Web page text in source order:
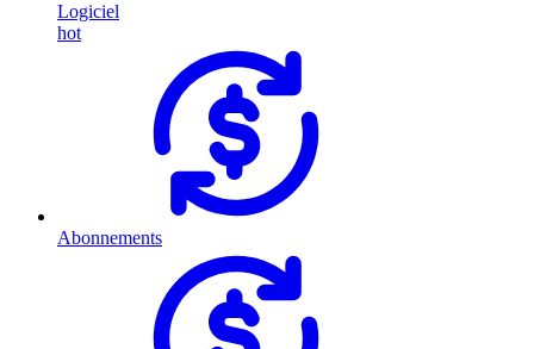
Logiciel
hot
Abonnements